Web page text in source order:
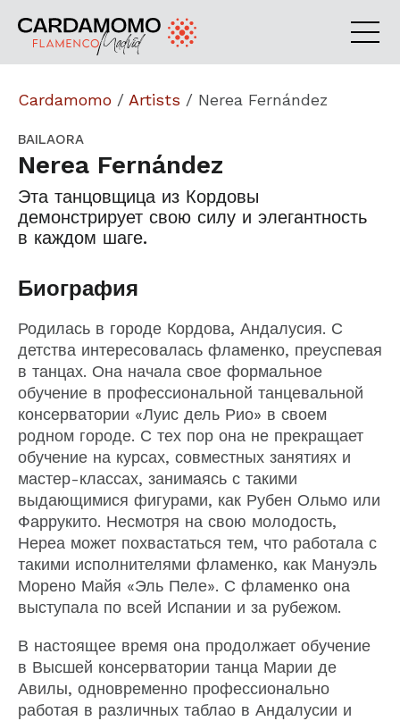
Cardamomo / Artists / Nerea Fernández
BAILAORA
Nerea Fernández
Эта танцовщица из Кордовы
демонстрирует свою силу и элегантность
в каждом шаге.
Биография
Родилась в городе Кордова, Андалусия. С
детства интересовалась фламенко, преуспевая
в танцах. Она начала свое формальное
обучение в профессиональной танцевальной
консерватории «Луис дель Рио» в своем
родном городе. С тех пор она не прекращает
обучение на курсах, совместных занятиях и
мастер-классах, занимаясь с такими
выдающимися фигурами, как Рубен Ольмо или
Фаррукито. Несмотря на свою молодость,
Нереа может похвастаться тем, что работала с
такими исполнителями фламенко, как Мануэль
Морено Майя «Эль Пеле». С фламенко она
выступала по всей Испании и за рубежом.
В настоящее время она продолжает обучение
в Высшей консерватории танца Марии де
Авилы, одновременно профессионально
работая в различных таблао в Андалусии и